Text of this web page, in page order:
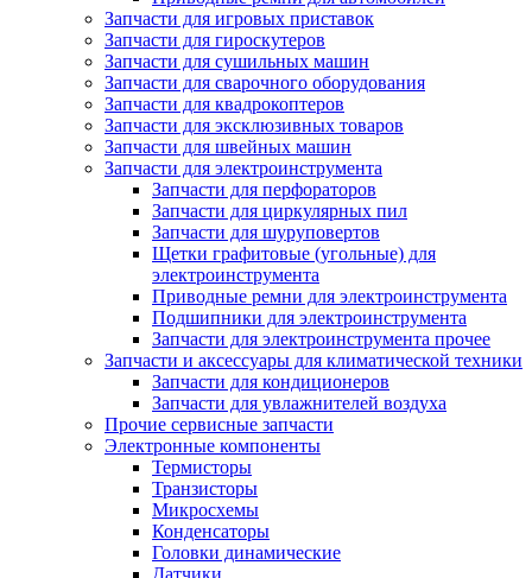
Запчасти для игровых приставок
Запчасти для гироскутеров
Запчасти для сушильных машин
Запчасти для сварочного оборудования
Запчасти для квадрокоптеров
Запчасти для эксклюзивных товаров
Запчасти для швейных машин
Запчасти для электроинструмента
Запчасти для перфораторов
Запчасти для циркулярных пил
Запчасти для шуруповертов
Щетки графитовые (угольные) для
электроинструмента
Приводные ремни для электроинструмента
Подшипники для электроинструмента
Запчасти для электроинструмента прочее
Запчасти и аксессуары для климатической техники
Запчасти для кондиционеров
Запчасти для увлажнителей воздуха
Прочие сервисные запчасти
Электронные компоненты
Термисторы
Транзисторы
Микросхемы
Конденсаторы
Головки динамические
Датчики